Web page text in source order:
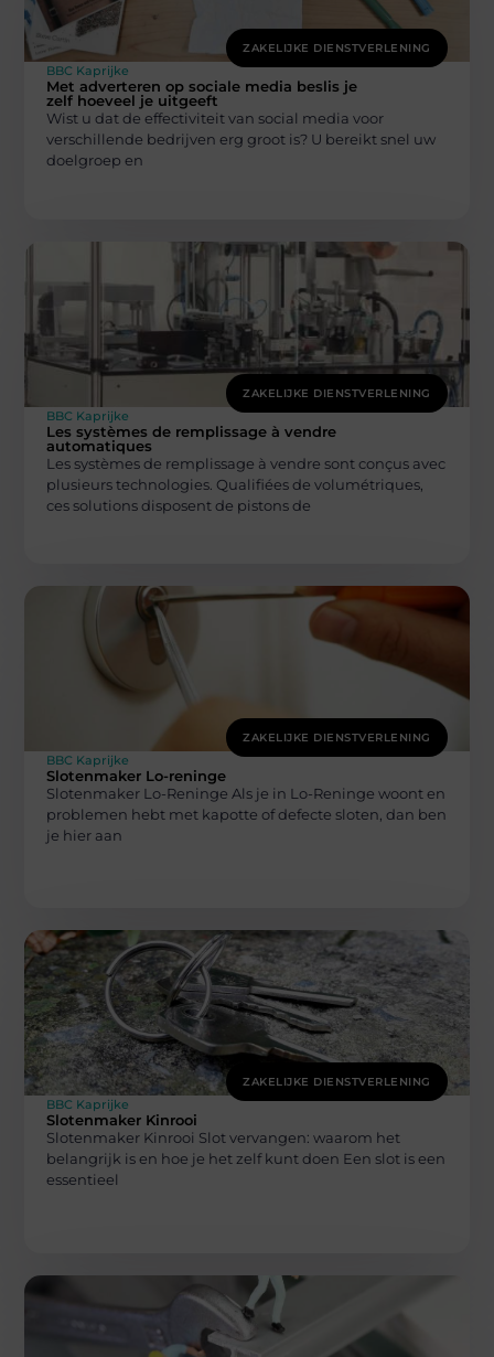
ZAKELIJKE DIENSTVERLENING
BBC Kaprijke
Met adverteren op sociale media beslis je
zelf hoeveel je uitgeeft
Wist u dat de effectiviteit van social media voor
verschillende bedrijven erg groot is? U bereikt snel uw
doelgroep en
ZAKELIJKE DIENSTVERLENING
BBC Kaprijke
Les systèmes de remplissage à vendre
automatiques
Les systèmes de remplissage à vendre sont conçus avec
plusieurs technologies. Qualifiées de volumétriques,
ces solutions disposent de pistons de
ZAKELIJKE DIENSTVERLENING
BBC Kaprijke
Slotenmaker Lo-reninge
Slotenmaker Lo-Reninge Als je in Lo-Reninge woont en
problemen hebt met kapotte of defecte sloten, dan ben
je hier aan
ZAKELIJKE DIENSTVERLENING
BBC Kaprijke
Slotenmaker Kinrooi
Slotenmaker Kinrooi Slot vervangen: waarom het
belangrijk is en hoe je het zelf kunt doen Een slot is een
essentieel